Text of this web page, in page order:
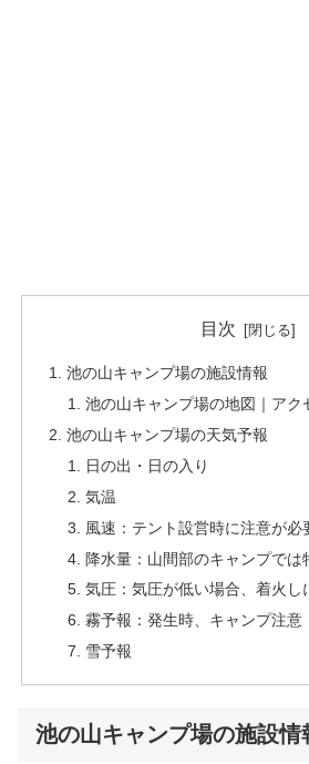
目次
池の山キャンプ場の施設情報
池の山キャンプ場の地図｜アク
池の山キャンプ場の天気予報
日の出・日の入り
気温
風速：テント設営時に注意が必
降水量：山間部のキャンプでは
気圧：気圧が低い場合、着火し
霧予報：発生時、キャンプ注意
雪予報
池の山キャンプ場の施設情